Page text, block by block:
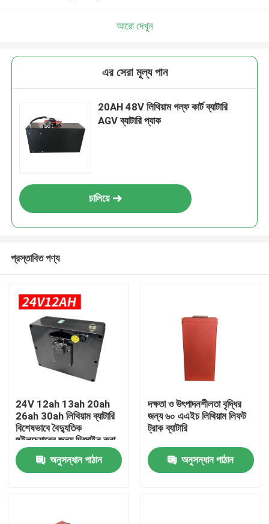
আরো দেখুন
এর সেরা মূল্য পান
20AH 48V লিথিয়াম গল্ফ কার্ট ব্যাটারি
AGV ব্যাটারি প্যাক
চালিয়ে
প্রস্তাবিত পণ্য
24V 12ah 13ah 20ah
26ah 30ah লিথিয়াম ব্যাটারি
বিশেষভাবে বৈদ্যুতিক
হুইলচেয়ারের জন্য ডিজাইন করা
হয়েছে
অনুসন্ধান পাঠান
দক্ষতা ও উৎপাদনশীলতা বৃদ্ধির
জন্য ৬০ এএইচ লিথিয়াম লিফট
ট্রাক ব্যাটারি
অনুসন্ধান পাঠান